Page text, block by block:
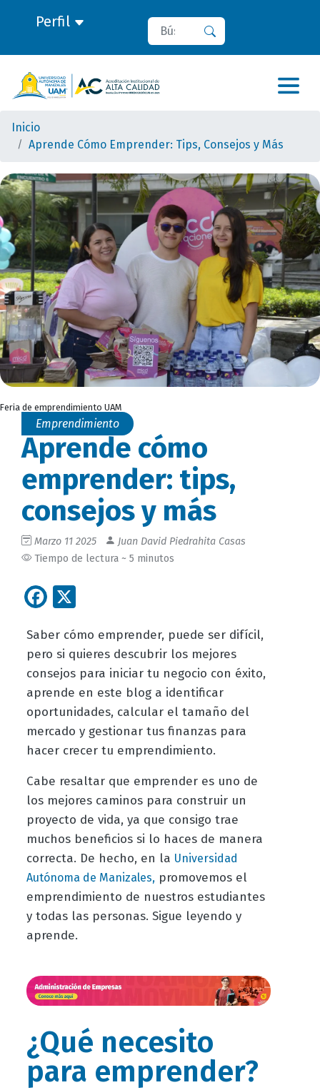
Perfil Buscar
Inicio
Aprende Cómo Emprender: Tips, Consejos y Más
Feria de emprendimiento UAM
Emprendimiento
Aprende cómo
emprender: tips,
consejos y más
Marzo 11 2025
Juan David Piedrahita Casas
Tiempo de lectura ~ 5 minutos
Facebook
Saber cómo emprender, puede ser difícil,
pero si quieres descubrir los mejores
consejos para iniciar tu negocio con éxito,
aprende en este blog a identificar
oportunidades, calcular el tamaño del
mercado y gestionar tus finanzas para
hacer crecer tu emprendimiento.
Cabe resaltar que emprender es uno de
los mejores caminos para construir un
proyecto de vida, ya que consigo trae
muchos beneficios si lo haces de manera
correcta. De hecho, en la Universidad
Autónoma de Manizales,promovemos el
emprendimiento de nuestros estudiantes
y todas las personas. Sigue leyendo y
aprende.
¿Qué necesito
para emprender?